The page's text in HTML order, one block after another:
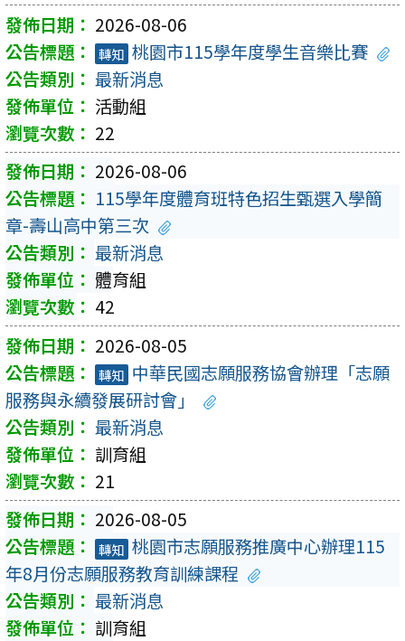
2026-08-06
轉知 桃園市115學年度學生音樂比賽
最新消息
活動組
22
2026-08-06
115學年度體育班特色招生甄選入學簡
章-壽山高中第三次
最新消息
體育組
42
2026-08-05
轉知 中華民國志願服務協會辦理「志願
服務與永續發展研討會」
最新消息
訓育組
21
2026-08-05
轉知 桃園市志願服務推廣中心辦理115
年8月份志願服務教育訓練課程
最新消息
訓育組